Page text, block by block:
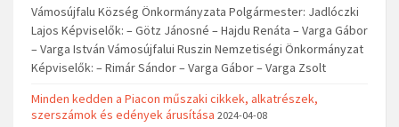
Vámosújfalu Község Önkormányzata Polgármester: Jadlóczki
Lajos Képviselők: – Götz Jánosné – Hajdu Renáta – Varga Gábor
– Varga István Vámosújfalui Ruszin Nemzetiségi Önkormányzat
Képviselők: – Rimár Sándor – Varga Gábor – Varga Zsolt
Minden kedden a Piacon műszaki cikkek, alkatrészek,
szerszámok és edények árusítása 2024-04-08